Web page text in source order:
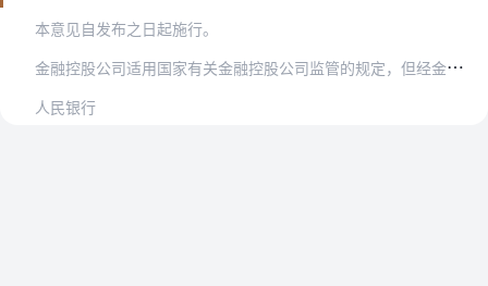
本意见自发布之日起施行。
金
融控股公司适用国家有关金融控股公司监管的规定，但经金融委认定具有系统重要性的金融控股公司，同时适用本意见。
人民银行